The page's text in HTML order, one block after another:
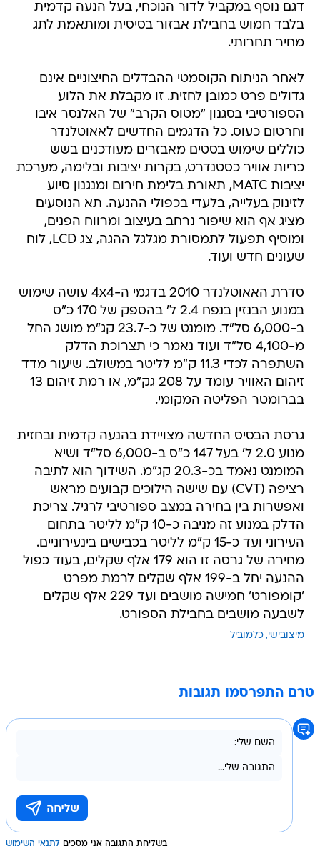
דגם נוסף במקביל לדור הנוכחי, בעל הנעה קדמית
בלבד חמוש בחבילת אבזור בסיסית ומותאמת לתג
מחיר תחרותי.
לאחר הניתוח הקוסמטי ההבדלים החיצוניים אינם
גדולים פרט כמובן לחזית. זו מקבלת את הלוע
הספורטיבי בסגנון "מטוס הקרב" של האלנסר איבו
וחרטום כעוס. כל הדגמים החדשים לאאוטלנדר
כוללים שימוש בסטים מאבזרים מעודכנים בשש
כריות אוויר כסטנדרט, בקרות יציבות ובלימה, מערכת
יציבות MATC, תאורת בלימת חירום ומנגנון סיוע
לזינוק בעלייה, בלעדי בכפולי ההנעה. תא הנוסעים
מציג אף הוא שיפור נרחב בעיצוב ומרווח הפנים,
ומוסיף תפעול לתמסורת מגלגל ההגה, צג LCD, לוח
שעונים חדש ועוד.
סדרת האאוטלנדר 2010 בדגמי ה-4x4 עושה שימוש
במנוע הבנזין בנפח 2.4 ל' בהספק של 170 כ"ס
ב-6,000 סל"ד. מומנט של כ-23.7 קג"מ מושג החל
מ-4,100 סל"ד ועוד נאמר כי תצרוכת הדלק
השתפרה לכדי 11.3 ק"מ לליטר במשולב. שיעור מדד
זיהום האוויר עומד על 208 גק"מ, או רמת זיהום 13
בברומטר הפליטה המקומי.
גרסת הבסיס החדשה מצויידת בהנעה קדמית ובחזית
מנוע 2.0 ל' בעל 147 כ"ס ב-6,000 סל"ד ושיא
המומנט נאמד בכ-20.3 קג"מ. השידוך הוא לתיבה
רציפה (CVT) עם שישה הילוכים קבועים מראש
ואפשרות בין בחירה במצב ספורטיבי לרגיל. צריכת
הדלק במנוע זה מניבה כ-10 ק"מ לליטר בתחום
העירוני ועד כ-15 ק"מ לליטר בכבישים בינעירוניים.
מחירה של גרסה זו הוא 179 אלף שקלים, בעוד כפול
ההנעה יחל ב-199 אלף שקלים לרמת מפרט
'קומפורט' חמישה מושבים ועד 229 אלף שקלים
לשבעה מושבים בחבילת הספורט.
מיצובישי כלמוביל
טרם התפרסמו תגובות
בשליחת התגובה אני מסכים לתנאי השימוש